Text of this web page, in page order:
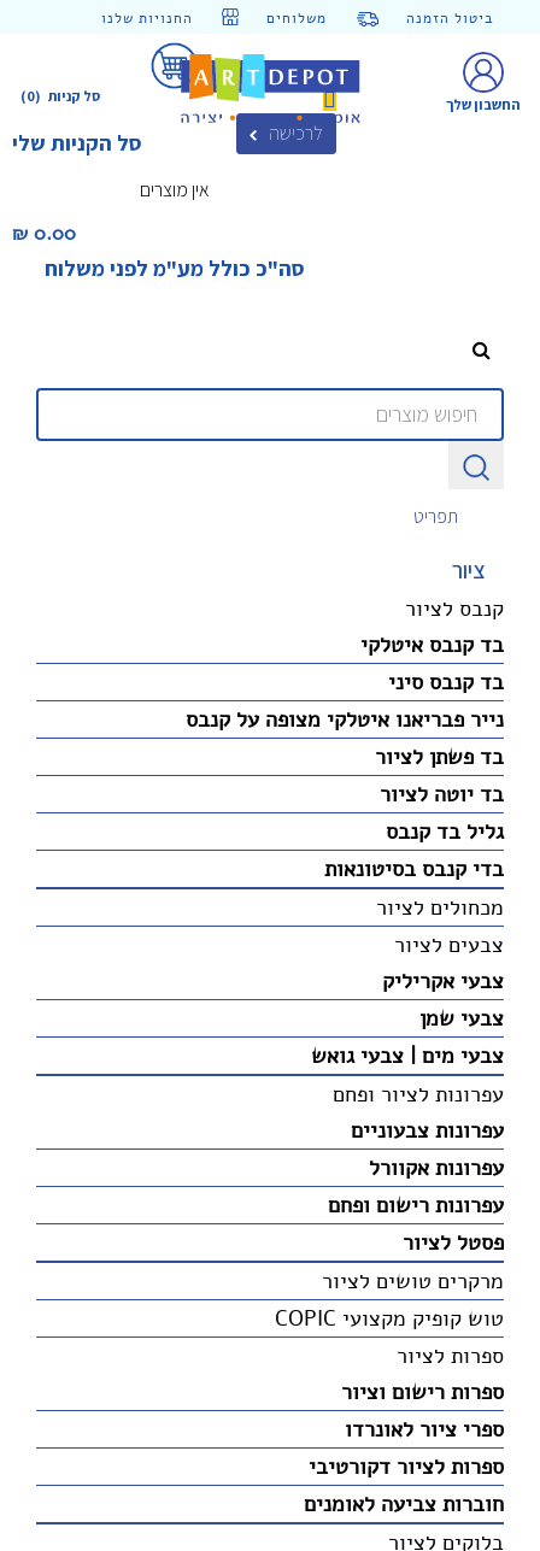
ביטול הזמנה משלוחים החנויות שלנו
(0) סל קניות
סל הקניות שלי לרכישה
אין מוצרים
0.00 ₪‎
סה"כ כולל מע"מ לפני משלוח
החשבון שלך
תפריט
ציור
קנבס לציור
בד קנבס איטלקי
בד קנבס סיני
נייר פבריאנו איטלקי מצופה על קנבס
בד פשתן לציור
בד יוטה לציור
גליל בד קנבס
בדי קנבס בסיטונאות
מכחולים לציור
צבעים לציור
צבעי אקריליק
צבעי שמן
צבעי מים | צבעי גואש
עפרונות לציור ופחם
עפרונות צבעוניים
עפרונות אקוורל
עפרונות רישום ופחם
פסטל לציור
מרקרים טושים לציור
טוש קופיק מקצועי COPIC
ספרות לציור
ספרות רישום וציור
ספרי ציור לאונרדו
ספרות לציור דקורטיבי
חוברות צביעה לאומנים
בלוקים לציור